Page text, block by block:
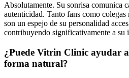
Absolutamente. Su sonrisa comunica
autenticidad. Tanto fans como colegas
son un espejo de su personalidad
contribuyendo significativamente a su
¿Puede Vitrin Clinic ayudar
forma natural?